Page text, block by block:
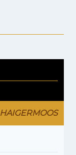
HAIGERMOOS